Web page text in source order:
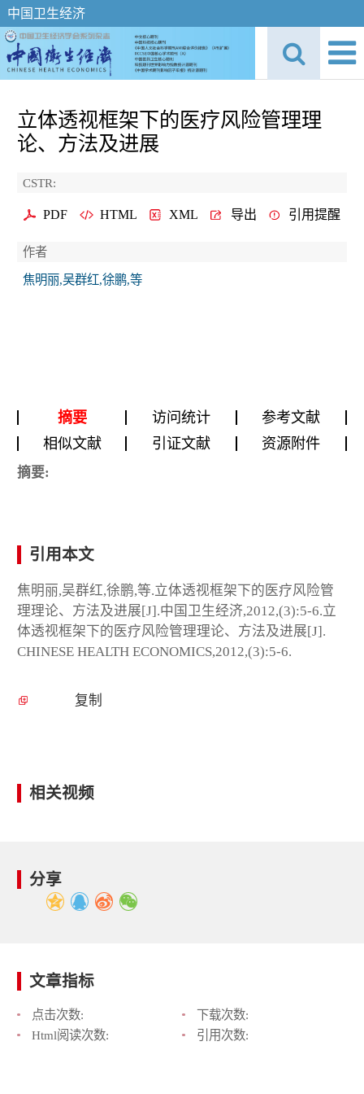
中国卫生经济
立体透视框架下的医疗风险管理理
论、方法及进展
CSTR:
PDF HTML XML 导出 引用提醒
作者
焦明丽,吴群红,徐鹏,等
摘要 访问统计
参考文献
相似文献
引证文献 资源附件
摘要:
引用本文
焦明丽,吴群红,徐鹏,等.立体透视框架下的医疗风险管
理理论、方法及进展[J].中国卫生经济,2012,(3):5-6.立
体透视框架下的医疗风险管理理论、方法及进展[J].
CHINESE HEALTH ECONOMICS,2012,(3):5-6.
复制
相关视频
分享
文章指标
点击次数:
下载次数:
Html阅读次数:
引用次数: